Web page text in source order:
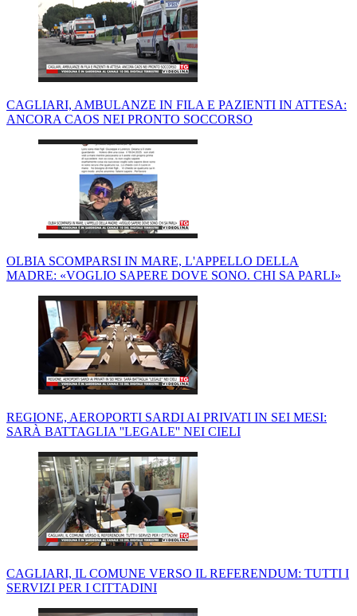
CAGLIARI, AMBULANZE IN FILA E PAZIENTI IN ATTESA:
ANCORA CAOS NEI PRONTO SOCCORSO
OLBIA SCOMPARSI IN MARE, L'APPELLO DELLA
MADRE: «VOGLIO SAPERE DOVE SONO. CHI SA PARLI»
REGIONE, AEROPORTI SARDI AI PRIVATI IN SEI MESI:
SARÀ BATTAGLIA ''LEGALE'' NEI CIELI
CAGLIARI, IL COMUNE VERSO IL REFERENDUM: TUTTI I
SERVIZI PER I CITTADINI